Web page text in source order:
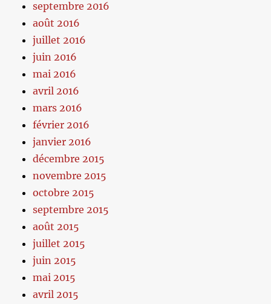
septembre 2016
août 2016
juillet 2016
juin 2016
mai 2016
avril 2016
mars 2016
février 2016
janvier 2016
décembre 2015
novembre 2015
octobre 2015
septembre 2015
août 2015
juillet 2015
juin 2015
mai 2015
avril 2015